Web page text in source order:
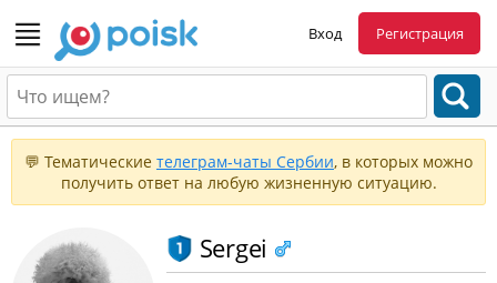
Вход Регистрация
💬 Тематические телеграм-чаты Сербии, в которых можно
получить ответ на любую жизненную ситуацию.
Sergei